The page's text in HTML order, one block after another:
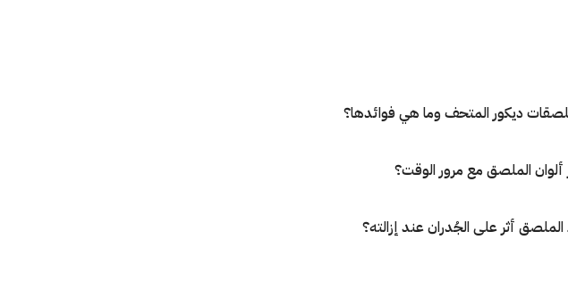
ديكور المتحف وما هي فوائدها؟
ألوان الملصق مع مرور الوقت؟
أثر على الجُدران عند إزالته؟